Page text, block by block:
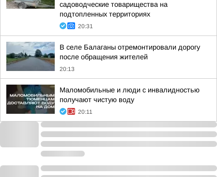
садоводческие товарищества на
подтопленных территориях
20:31
В селе Балаганы отремонтировали дорогу
после обращения жителей
20:13
Маломобильные и люди с инвалидностью
получают чистую воду
20:11